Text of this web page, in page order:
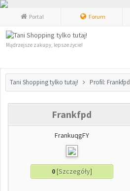
Portal Forum
Mądrzejsze zakupy, lepsze życie!
Tani Shopping tylko tutaj! Profil: Frankfpd
Frankfpd
FrankuqgFY
0[Szczegóły]